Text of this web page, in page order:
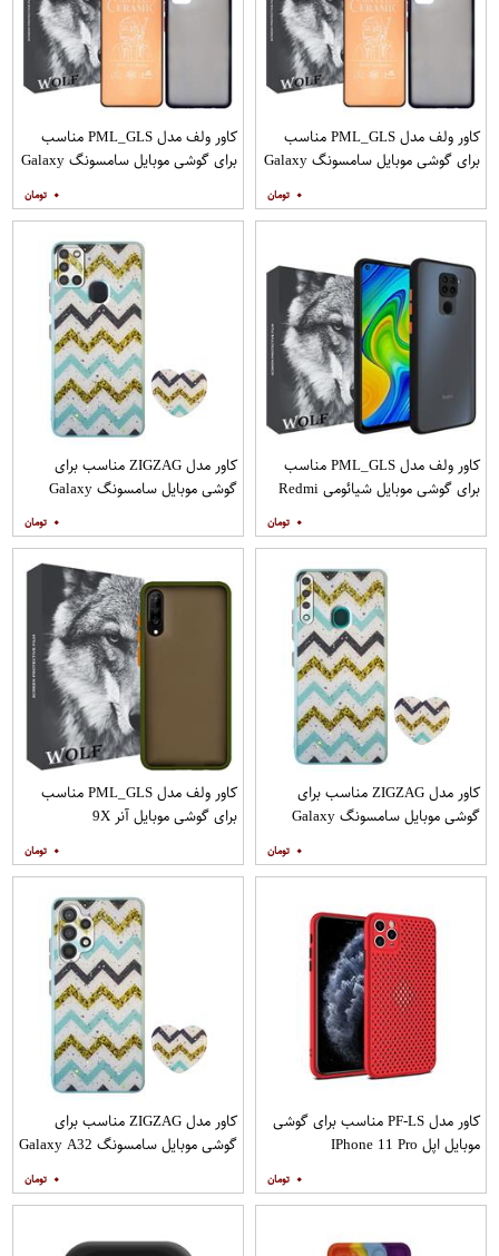
کاور ولف مدل PML_GLS مناسب
برای گوشی موبایل سامسونگ Galaxy
۰
کاور ولف مدل PML_GLS مناسب
برای گوشی موبایل سامسونگ Galaxy
مات
۰
کاور ولف مدل PML_GLS مناسب
برای گوشی موبایل شیائومی Redmi
۰
کاور مدل ZIGZAG مناسب برای
گوشی موبایل سامسونگ Galaxy
۰
کاور مدل ZIGZAG مناسب برای
گوشی موبایل سامسونگ Galaxy
۰
کاور ولف مدل PML_GLS مناسب
برای گوشی موبایل آنر 9X
۰
کاور مدل PF-LS مناسب برای گوشی
موبایل اپل IPhone 11 Pro
۰
کاور مدل ZIGZAG مناسب برای
گوشی موبایل سامسونگ Galaxy A32
۰